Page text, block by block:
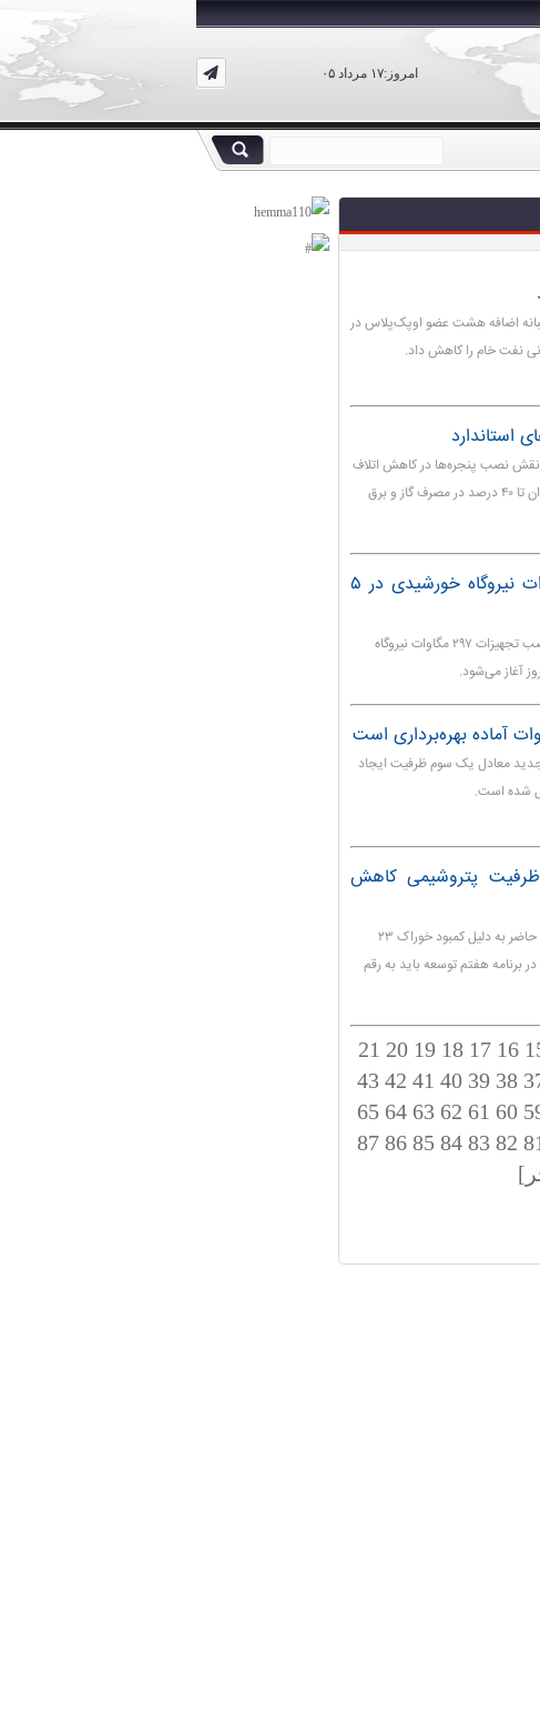
امروز:۱۷ مرداد ۰۵
اضافه هشت عضو اوپک‌پلاس در
نفت خام را کاهش داد.
به نقش نصب پنجره‌ها در کاهش اتلاف
انرژی، گفت: با استفاده از پنجره‌های استاندارد، می‌توان تا ۴۰ درصد در مصرف گاز و برق
آغاز عملیات نصب تجهیزات ۲۹۷ مگاوات نیروگاه خورشیدی در ۵
رئیس سازمان انرژی‌های تجدیدپذیر گفت: عملیات نصب تجهیزات ۲۹۷ مگاوات نیروگاه
۴۰۰ مگاوات نیروگاه جدید معادل یک سوم ظرفیت ایجاد
شده است.
۳۰ میلیون تن ظرفیت پتروشیمی کاهش
مدیرعامل شرکت صنایع ملی پتروشیمی گفت: در حال حاضر به دلیل کمبود خوراک ۲۳
برنامه هفتم توسعه باید به رقم
16
17
18
19
20
21
38
39
40
41
42
43
60
61
62
63
64
65
81
82
83
84
85
86
87